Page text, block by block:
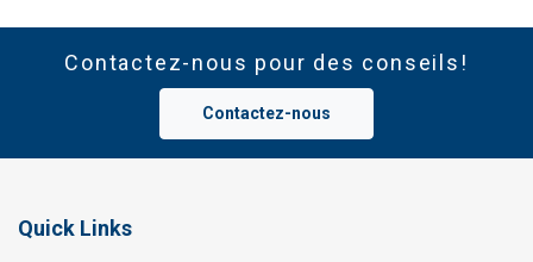
Certification :
Certificat CE. Une inspection par
un organisme externe peut être obtenue.
Contactez-nous pour des conseils!
Contactez-nous
Quick Links